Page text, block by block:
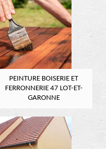
PEINTURE BOISERIE ET
FERRONNERIE 47 LOT-ET-
GARONNE